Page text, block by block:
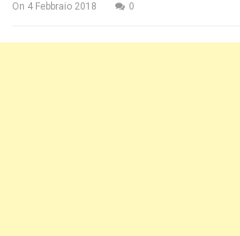
On 4 Febbraio 2018 0